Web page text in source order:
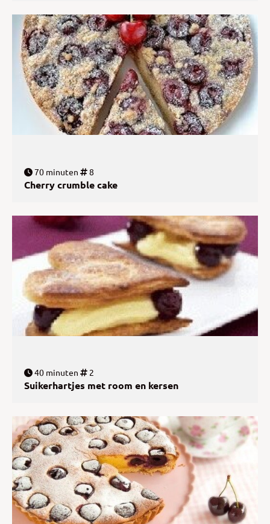
70 minuten 8
Cherry crumble cake
40 minuten 2
Suikerhartjes met room en kersen